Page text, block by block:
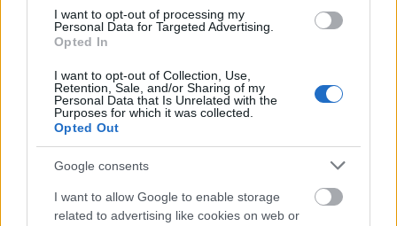
I want to opt-out of processing my
Personal Data for Targeted Advertising.
Opted In
I want to opt-out of Collection, Use,
Retention, Sale, and/or Sharing of my
Personal Data that Is Unrelated with the
Purposes for which it was collected.
Opted Out
Google consents
I want to allow Google to enable storage
related to advertising like cookies on web or
Στις 17 Δεκεμβρίου, έπεσε φεγγίτης
στο4ο Δημοτικό Σχολείο Υμηττού
Στις 10 Δεκεμβρίου έγινε γνωστό ότι
τμήμα οροφής στο 2ο ΕΠΑΛ Ρόδου.
Στις 20 Νοεμβρίου αποκολλήθηκε
τμήμα μπαλκονιού από